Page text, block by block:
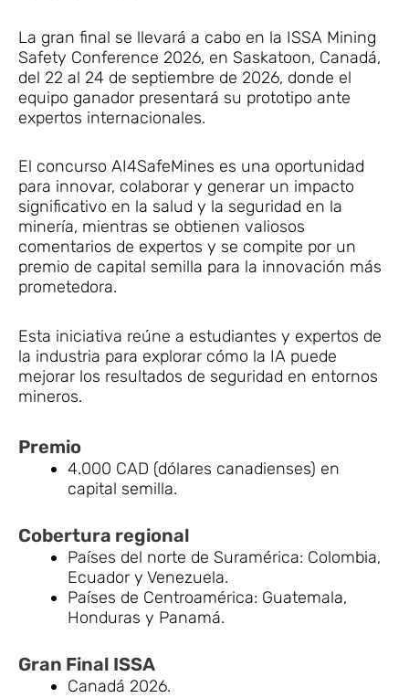
La gran final se llevará a cabo en la ISSA Mining
Safety Conference 2026, en Saskatoon, Canadá,
del 22 al 24 de septiembre de 2026, donde el
equipo ganador presentará su prototipo ante
expertos internacionales.
El concurso AI4SafeMines es una oportunidad
para innovar, colaborar y generar un impacto
significativo en la salud y la seguridad en la
minería, mientras se obtienen valiosos
comentarios de expertos y se compite por un
premio de capital semilla para la innovación más
prometedora.
Esta iniciativa reúne a estudiantes y expertos de
la industria para explorar cómo la IA puede
mejorar los resultados de seguridad en entornos
mineros.
Premio
4.000 CAD (dólares canadienses) en
capital semilla.
Cobertura regional
Países del norte de Suramérica: Colombia,
Ecuador y Venezuela.
Países de Centroamérica: Guatemala,
Honduras y Panamá.
Gran Final ISSA
Canadá 2026.